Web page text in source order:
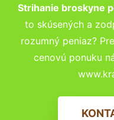
Strihanie broskyne
to skúsených a
rozumný peniaz?
cenovú ponuku